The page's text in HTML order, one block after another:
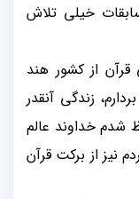
خیلی تلاش
قرآن از کشور هند
زندگی آنقدر
شدم خداوند عالم
نیز از برکت قرآن